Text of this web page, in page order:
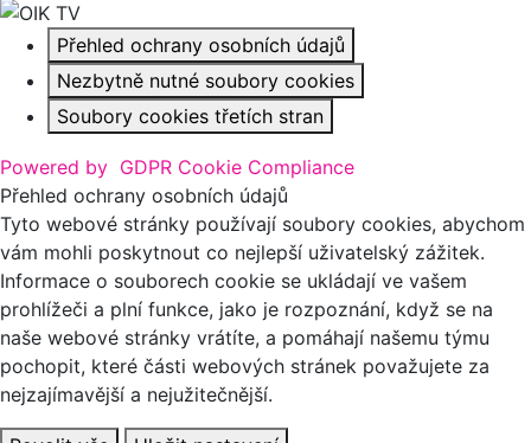
Přehled ochrany osobních údajů
Nezbytně nutné soubory cookies
Soubory cookies třetích stran
Powered by GDPR Cookie Compliance
Přehled ochrany osobních údajů
Tyto webové stránky používají soubory cookies, abychom
vám mohli poskytnout co nejlepší uživatelský zážitek.
Informace o souborech cookie se ukládají ve vašem
prohlížeči a plní funkce, jako je rozpoznání, když se na
naše webové stránky vrátíte, a pomáhají našemu týmu
pochopit, které části webových stránek považujete za
nejzajímavější a nejužitečnější.